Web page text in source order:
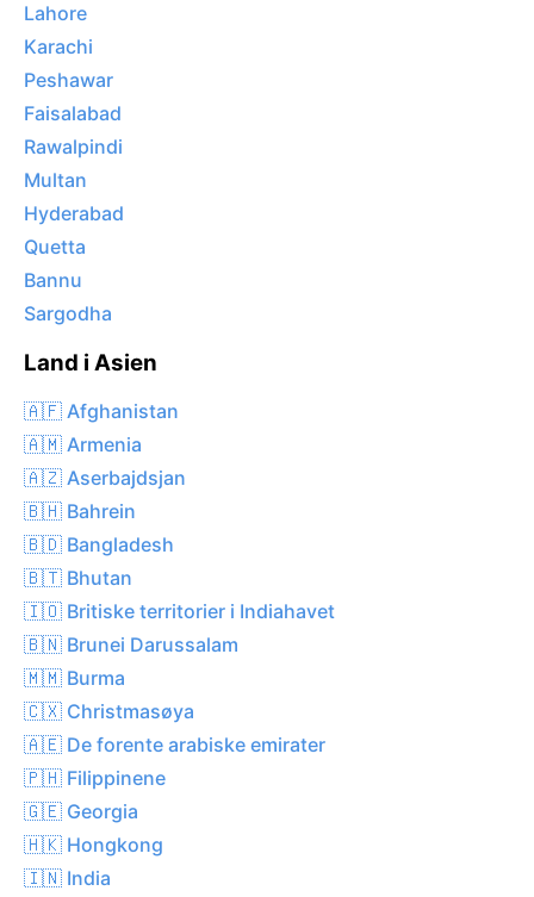
Lahore
Karachi
Peshawar
Faisalabad
Rawalpindi
Multan
Hyderabad
Quetta
Bannu
Sargodha
Land i Asien
🇦🇫 Afghanistan
🇦🇲 Armenia
🇦🇿 Aserbajdsjan
🇧🇭 Bahrein
🇧🇩 Bangladesh
🇧🇹 Bhutan
🇮🇴 Britiske territorier i Indiahavet
🇧🇳 Brunei Darussalam
🇲🇲 Burma
🇨🇽 Christmasøya
🇦🇪 De forente arabiske emirater
🇵🇭 Filippinene
🇬🇪 Georgia
🇭🇰 Hongkong
🇮🇳 India